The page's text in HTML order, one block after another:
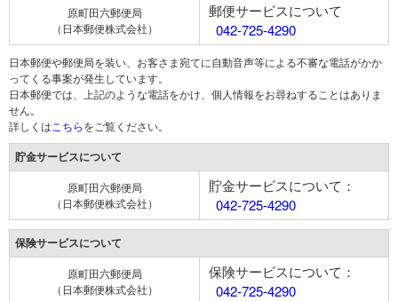
原町田六郵便局
（日本郵便株式会社）
郵便サービスについて
042-725-4290
日本郵便や郵便局を装い、お客さま宛てに自動音声等による不審な電話がかか
ってくる事案が発生しています。
日本郵便では、上記のような電話をかけ、個人情報をお尋ねすることはありま
せん。
詳しくは こちらをご覧ください。
貯金サービスについて
原町田六郵便局
（日本郵便株式会社）
貯金サービスについて：
042-725-4290
保険サービスについて
原町田六郵便局
（日本郵便株式会社）
保険サービスについて：
042-725-4290